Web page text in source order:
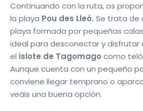
Continuando con la ruta, os
la playa Pou des Lleó. Se trata de
playa formada por pequeñas
ideal para desconectar y disfrutar
el islote de Tagomago como
Aunque cuenta con un pequeño
conviene llegar temprano o
veáis una buena opción.